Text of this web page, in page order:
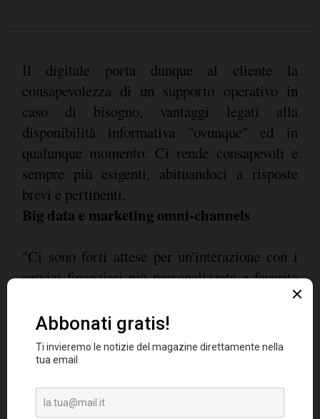
Il digitale porta dunque al cliente la
consapevolezza di un supporto operativo in
caso di bisogno, vantaggi legati alla
disponibilità informativa "ovunque" ed in
qualunque momento. Ci rende consapevoli e
sempre più esigenti, abituandoci a risposte
brevi e pertinenti.
Big data e marketing omni-channels
"Ci sono forti attese per un'interazione con i
servizi finanziari più personalizzata e favorita
da strumenti predittivi evoluti", ha commentato
Cristina Colombo, Chief Client Officer
TNS
. "Strumenti che si affidano a insight
derivati da big data e marketing omni-
opportunità ed innovazione, per il mondo